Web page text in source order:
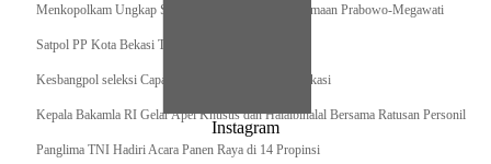
Menkopolkam Ungkap Spirit Persatuan dan Kebersamaan Prabowo-Megawati
Satpol PP Kota Bekasi Tertibkan PPKS
Kesbangpol seleksi Capaska 736 Siswa/i se-Kota Bekasi
Kepala Bakamla RI Gelar Apel Khusus dan Halalbihalal Bersama Ratusan Personil
Panglima TNI Hadiri Acara Panen Raya di 14 Propinsi
Instagram